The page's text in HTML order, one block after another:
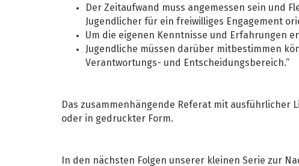
Der Zeitaufwand muss angemessen sein und
Jugendlicher für ein freiwilliges Engagement
Um die eigenen Kenntnisse und Erfahrungen
Jugendliche müssen darüber mitbestimmen
Verantwortungs- und Entscheidungsbereich.“
Das zusammenhängende Referat mit ausführlicher
oder in gedruckter Form.
In den nächsten Folgen unserer kleinen Serie zur